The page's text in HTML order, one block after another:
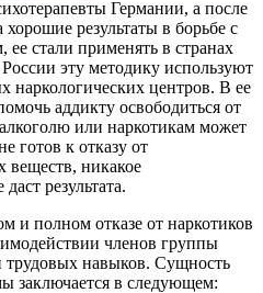
Германии, а после
результаты в борьбе с
стали применять в странах
эту методику используют
наркологических центров. В ее
аддикту освободиться от
или наркотикам может
готов к отказу от
веществ, никакое
результата.
и полном отказе от наркотиков
членов группы
навыков. Сущность
заключается в следующем: